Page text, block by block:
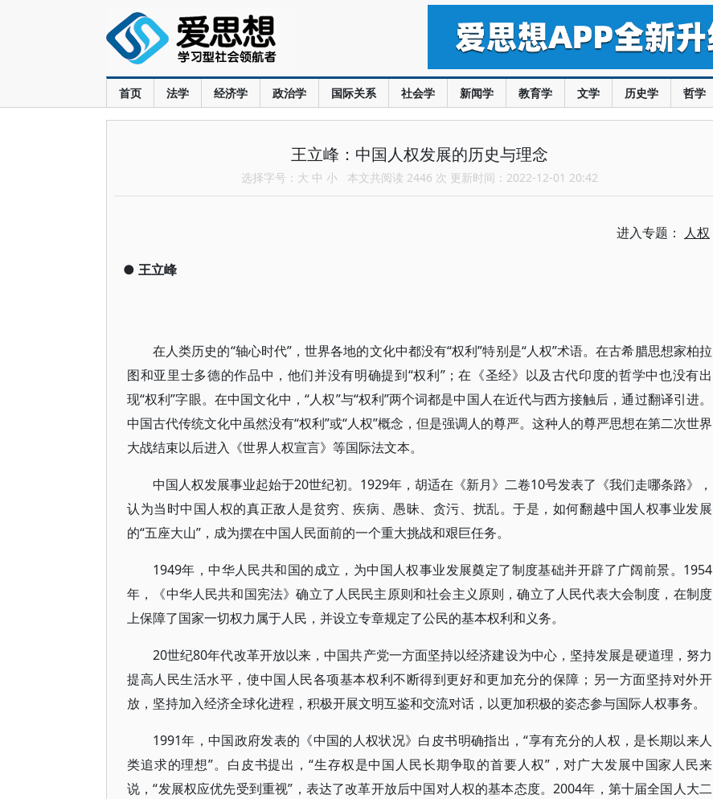
首页 法学 经济学 政治学 国际关系 社会学 新闻学 教育学 文学 历史学 哲学
王立峰：中国人权发展的历史与理念
选择字号： 大 中 小 本文共阅读 2446 次 更新时间：2022-12-01 20:42
进入专题： 人权
● 王立峰
在人类历史的“轴心时代”，世界各地的文化中都没有“权利”特别是“人权”术语。在古希腊思想家柏拉
图和亚里士多德的作品中，他们并没有明确提到“权利”；在《圣经》以及古代印度的哲学中也没有出
现“权利”字眼。在中国文化中，“人权”与“权利”两个词都是中国人在近代与西方接触后，通过翻译引进。
中国古代传统文化中虽然没有“权利”或“人权”概念，但是强调人的尊严。这种人的尊严思想在第二次世界
大战结束以后进入《世界人权宣言》等国际法文本。
中国人权发展事业起始于20世纪初。1929年，胡适在《新月》二卷10号发表了《我们走哪条路》，
认为当时中国人权的真正敌人是贫穷、疾病、愚昧、贪污、扰乱。于是，如何翻越中国人权事业发展
的“五座大山”，成为摆在中国人民面前的一个重大挑战和艰巨任务。
1949年，中华人民共和国的成立，为中国人权事业发展奠定了制度基础并开辟了广阔前景。1954
年，《中华人民共和国宪法》确立了人民民主原则和社会主义原则，确立了人民代表大会制度，在制度
上保障了国家一切权力属于人民，并设立专章规定了公民的基本权利和义务。
20世纪80年代改革开放以来，中国共产党一方面坚持以经济建设为中心，坚持发展是硬道理，努力
提高人民生活水平，使中国人民各项基本权利不断得到更好和更加充分的保障；另一方面坚持对外开
放，坚持加入经济全球化进程，积极开展文明互鉴和交流对话，以更加积极的姿态参与国际人权事务。
1991年，中国政府发表的《中国的人权状况》白皮书明确指出，“享有充分的人权，是长期以来人
类追求的理想”。白皮书提出，“生存权是中国人民长期争取的首要人权”，对广大发展中国家人民来
说，“发展权应优先受到重视”，表达了改革开放后中国对人权的基本态度。2004年，第十届全国人大二